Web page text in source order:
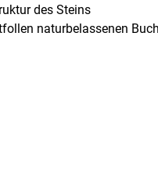
des Steins
naturbelassenen